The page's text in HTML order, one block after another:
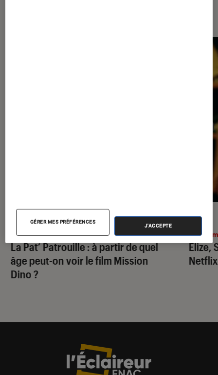
La Pat’ Patrouille: à partir de quel
âge peut-on voir le film Mission
Dino?
Cinéma • 30 juil. 2026
Elize,
ACTU
GÉRER MES PRÉFÉRENCES
J'ACCEPTE